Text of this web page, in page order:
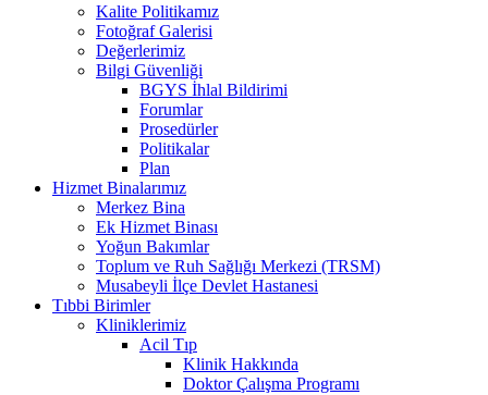
Kalite Politikamız
Fotoğraf Galerisi
Değerlerimiz
Bilgi Güvenliği
BGYS İhlal Bildirimi
Forumlar
Prosedürler
Politikalar
Plan
Hizmet Binalarımız
Merkez Bina
Ek Hizmet Binası
Yoğun Bakımlar
Toplum ve Ruh Sağlığı Merkezi (TRSM)
Musabeyli İlçe Devlet Hastanesi
Tıbbi Birimler
Kliniklerimiz
Acil Tıp
Klinik Hakkında
Doktor Çalışma Programı